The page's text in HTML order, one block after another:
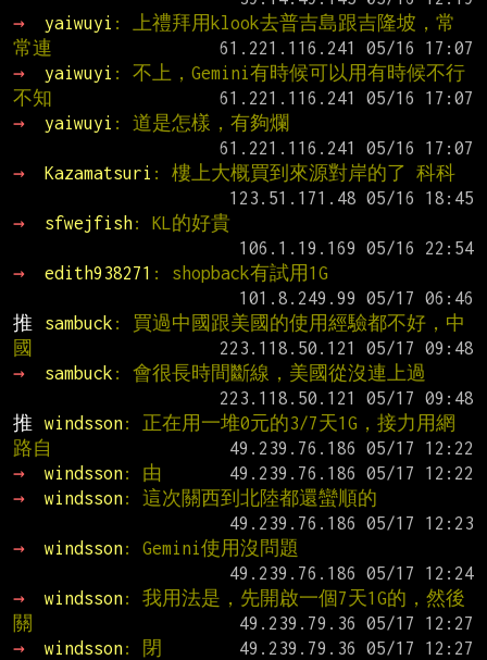
→
yaiwuyi : 上禮拜用klook去普吉島跟吉隆坡，常
常連
→
yaiwuyi : 不上，Gemini有時候可以用有時候不行
不知
→
yaiwuyi : 道是怎樣，有夠爛
→
Kazamatsuri : 樓上大概買到來源對岸的了 科科
→
sfwejfish: KL的好貴
→
edith938271 : shopback有試用1G
推
sambuck : 買過中國跟美國的使用經驗都不好，中
國
→
sambuck : 會很長時間斷線，美國從沒連上過
推
windsson: 正在用一堆0元的3/7天1G，接力用網
路自
→
windsson: 由
→
windsson: 這次關西到北陸都還蠻順的
→
windsson: Gemini使用沒問題
→
windsson: 我用法是，先開啟一個7天1G的，然後
關
→
windsson: 閉